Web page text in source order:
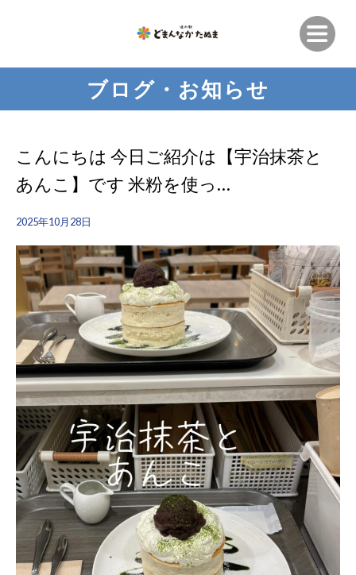
ブログ・お知らせ
こんにちは 今日ご紹介は【宇治抹茶と
あんこ】です 米粉を使っ…
2025年10月28日